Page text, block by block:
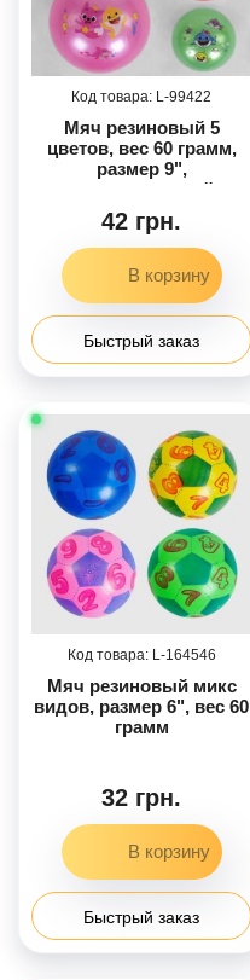
99422
Мяч резиновый 5
цветов, вес 60 грамм,
размер 9",
перламутровый
42 грн.
Быстрый заказ
164546
Мяч резиновый микс
видов, размер 6", вес 60
грамм
32 грн.
Быстрый заказ